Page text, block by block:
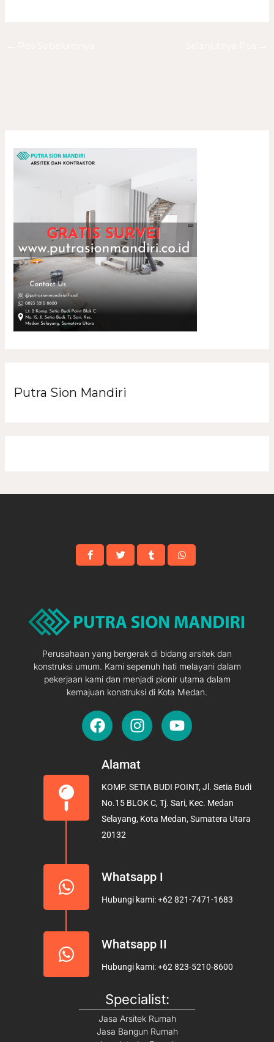
Putra Sion Mandiri
Perusahaan yang bergerak di bidang arsitek dan
konstruksi umum. Kami sepenuh hati melayani dalam
pekerjaan kami dan menjadi pionir utama dalam
kemajuan konstruksi di Kota Medan.
F
a
e
o
o
k
I
n
t
g
r
a
Y
o
b
e
Alamat
KOMP. SETIA BUDI POINT, Jl. Setia Budi
No.15 BLOK C, Tj. Sari, Kec. Medan
Selayang, Kota Medan, Sumatera Utara
20132
Whatsapp I
Hubungi kami: +62 821-7471-1683
Whatsapp II
Hubungi kami: +62 823-5210-8600
Specialist:
Jasa Arsitek Rumah
Jasa Bangun Rumah